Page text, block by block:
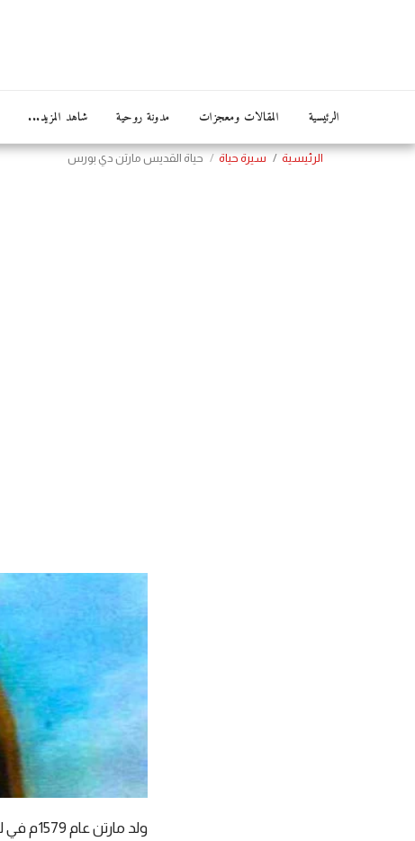
الرئيسية المقالات ومعجزات مدونة روحية شاهد المزيد...
الرئيسية سيرة حياة حياة القديس مارتن دي بورس
ولد مارتن عام 1579م في ليما عاصمة ﺑﻴﺮﻭ لأب إسباني نبيل وأم ﻋﺒﺪﺓ ﺇﻓﺮﻳﻘﻴﺔ.